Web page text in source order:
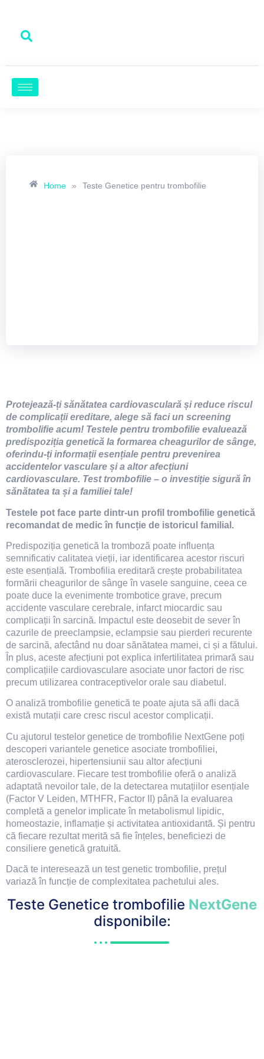
Home » Teste Genetice pentru trombofilie
Protejează-ți sănătatea cardiovasculară și reduce riscul
de complicații ereditare, alege să faci un screening
trombolifie acum! Testele pentru trombofilie evaluează
predispoziția genetică la formarea cheagurilor de sânge,
oferindu-ți informații esențiale pentru prevenirea
accidentelor vasculare și a altor afecțiuni
cardiovasculare. Test trombofilie – o investiție sigură în
sănătatea ta și a familiei tale!
Testele pot face parte dintr-un profil trombofilie genetică
recomandat de medic în funcție de istoricul familial.
Predispoziția genetică la tromboză poate influența
semnificativ calitatea vieții, iar identificarea acestor riscuri
este esențială. Trombofilia ereditară crește probabilitatea
formării cheagurilor de sânge în vasele sanguine, ceea ce
poate duce la evenimente trombotice grave, precum
accidente vasculare cerebrale, infarct miocardic sau
complicații în sarcină. Impactul este deosebit de sever în
cazurile de preeclampsie, eclampsie sau pierderi recurente
de sarcină, afectând nu doar sănătatea mamei, ci și a fătului.
În plus, aceste afecțiuni pot explica infertilitatea primară sau
complicațiile cardiovasculare asociate unor factori de risc
precum utilizarea contraceptivelor orale sau diabetul.
O analiză trombofilie genetică te poate ajuta să afli dacă
există mutații care cresc riscul acestor complicații.
Cu ajutorul testelor genetice de trombofilie NextGene poți
descoperi variantele genetice asociate trombofiliei,
aterosclerozei, hipertensiunii sau altor afecțiuni
cardiovasculare. Fiecare test trombofilie oferă o analiză
adaptată nevoilor tale, de la detectarea mutațiilor esențiale
(Factor V Leiden, MTHFR, Factor II) până la evaluarea
completă a genelor implicate în metabolismul lipidic,
homeostazie, inflamație și activitatea antioxidantă. Și pentru
că fiecare rezultat merită să fie înțeles, beneficiezi de
consiliere genetică gratuită.
Dacă te interesează un test genetic trombofilie, prețul
variază în funcție de complexitatea pachetului ales.
Teste Genetice trombofilie NextGene
disponibile: